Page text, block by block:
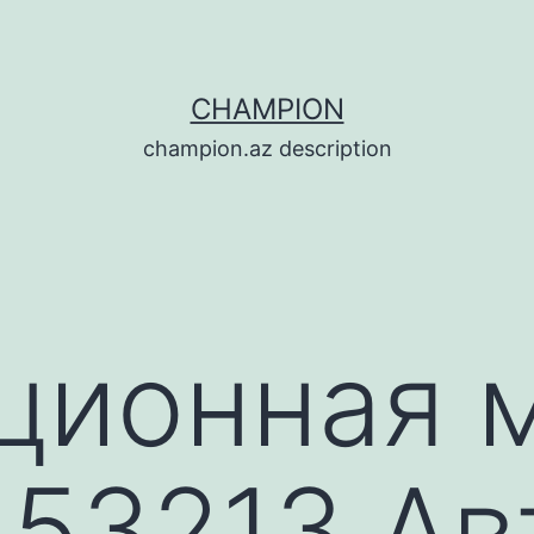
CHAMPION
champion.az description